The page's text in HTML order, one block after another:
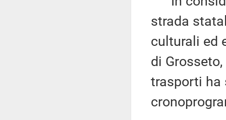
strada
culturali ed
di
trasporti ha